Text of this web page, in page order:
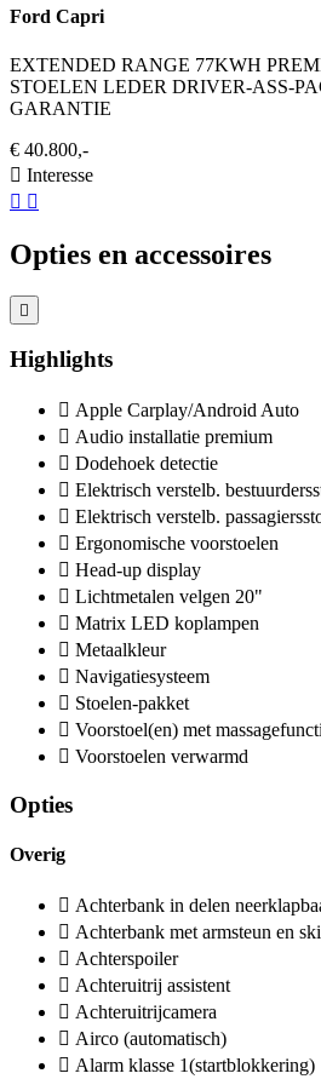
Ford Capri
EXTENDED RANGE 77KWH
STOELEN LEDER DRIVER-ASS-
GARANTIE
€ 40.800,-
Interesse
Opties en accessoires
Highlights
Apple Carplay/Android Auto
Audio installatie premium
Dodehoek detectie
Elektrisch verstelb.
Elektrisch verstelb.
Ergonomische voorstoelen
Head-up display
Lichtmetalen velgen 20"
Matrix LED koplampen
Metaalkleur
Navigatiesysteem
Stoelen-pakket
Voorstoel(en) met
Voorstoelen verwarmd
Opties
Overig
Achterbank in delen
Achterbank met armsteun en
Achterspoiler
Achteruitrij assistent
Achteruitrijcamera
Airco (automatisch)
Alarm klasse 1(startblokkering)